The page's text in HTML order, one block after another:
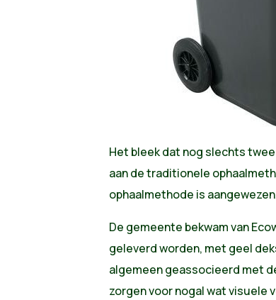
Het bleek dat nog slechts
aan de traditionele
ophaalmethode is
De gemeente bekwam van
geleverd worden, met geel
algemeen geassocieerd met
zorgen voor nogal wat visuele